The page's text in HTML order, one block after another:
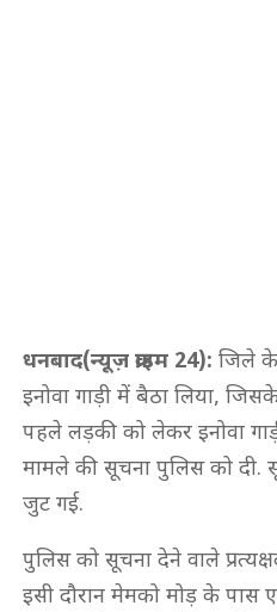
धनबाद(न्यूज़ क्राइम 24): जिले के
इनोवा गाड़ी में बैठा लिया,
पहले लड़की को लेकर इनोवा
मामले की सूचना पुलिस को दी.
जुट गई.
पुलिस को सूचना देने वाले
इसी दौरान मेमको मोड़ के